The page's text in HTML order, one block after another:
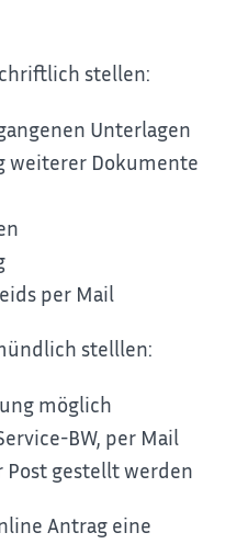
stellen:
Unterlagen
weiterer Dokumente
per Mail
stelllen:
möglich
BW, per Mail
gestellt werden
Antrag eine